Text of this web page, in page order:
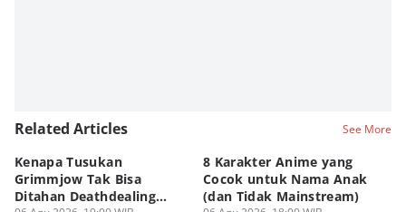
Related Articles See More
Kenapa Tusukan
Grimmjow Tak Bisa
Ditahan Deathdealing
8 Karakter Anime yang
Cocok untuk Nama Anak
(dan Tidak Mainstream)